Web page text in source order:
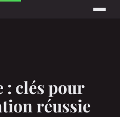
: clés pour
réussie